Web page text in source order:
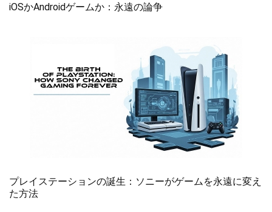
iOSかAndroidゲームか：永遠の論争
プレイステーションの誕生：ソニーがゲームを永遠に変え
た方法